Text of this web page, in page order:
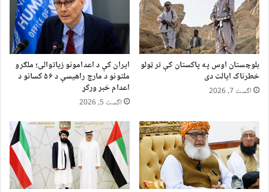
بلوچستان اوس په پاکستان کې تر ټولو
خطرناک ایالت دی
اگست 7, 2026
ایران کې د اعدامونو زیاتوالی؛ ملګرو
ملتونو د مارچ راهیسې د ۵۶ کسانو د
اعدام خبر ورکړ
اگست 5, 2026